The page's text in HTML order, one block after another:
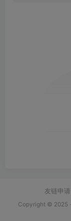
友链申请
Copyright © 2025 ·